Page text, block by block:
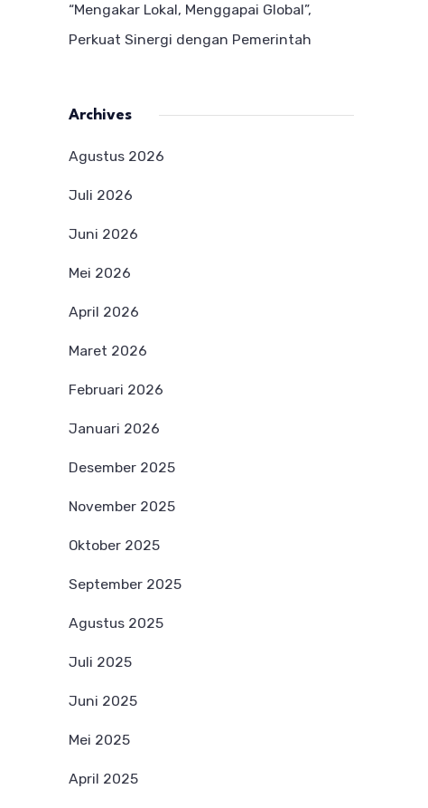
“Mengakar Lokal, Menggapai Global”,
Perkuat Sinergi dengan Pemerintah
Archives
Agustus 2026
Juli 2026
Juni 2026
Mei 2026
April 2026
Maret 2026
Februari 2026
Januari 2026
Desember 2025
November 2025
Oktober 2025
September 2025
Agustus 2025
Juli 2025
Juni 2025
Mei 2025
April 2025